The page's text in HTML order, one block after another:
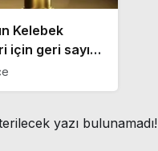
Kelebek
için geri sayım
İşte ödül
ve
yazı bulunamadı!